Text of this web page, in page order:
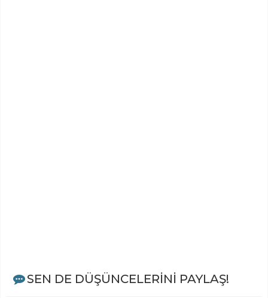
SEN DE DÜŞÜNCELERİNİ PAYLAŞ!